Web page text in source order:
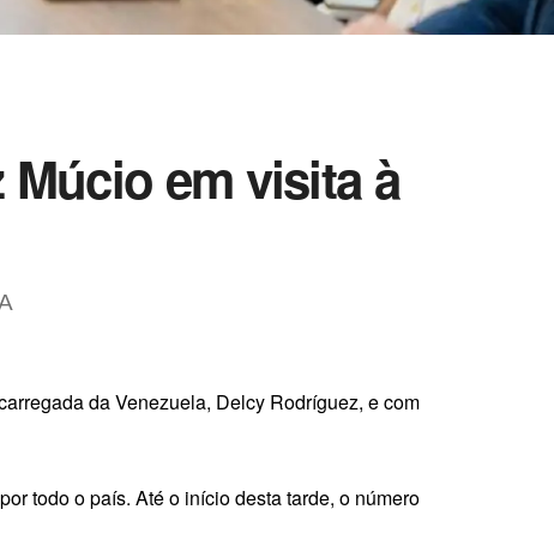
em visita à
da Venezuela, Delcy Rodríguez, e com
todo o país. Até o início desta tarde, o número